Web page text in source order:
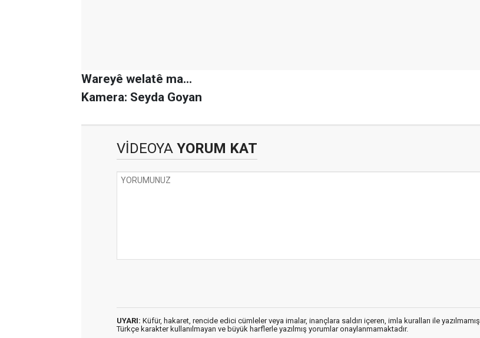
Wareyê welatê ma...
Kamera: Seyda Goyan
VİDEOYA YORUM KAT
UYARI: Küfür, hakaret, rencide edici cümleler veya imalar, inançlara saldırı içeren, imla kuralları ile yazılmamış,
Türkçe karakter kullanılmayan ve büyük harflerle yazılmış yorumlar onaylanmamaktadır.